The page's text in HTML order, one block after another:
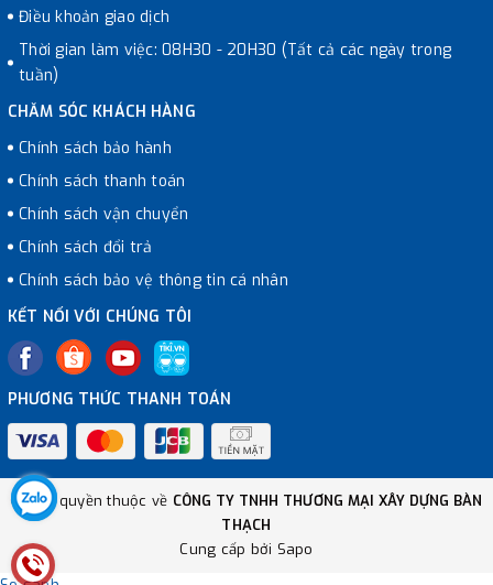
Điều khoản giao dịch
Thời gian làm việc: 08H30 - 20H30 (Tất cả các ngày trong
tuần)
CHĂM SÓC KHÁCH HÀNG
Chính sách bảo hành
Chính sách thanh toán
Chính sách vận chuyển
Chính sách đổi trả
Chính sách bảo vệ thông tin cá nhân
KẾT NỐI VỚI CHÚNG TÔI
PHƯƠNG THỨC THANH TOÁN
© Bản quyền thuộc về CÔNG TY TNHH THƯƠNG MẠI XÂY DỰNG BÀN
THẠCH
Cung cấp bởi Sapo